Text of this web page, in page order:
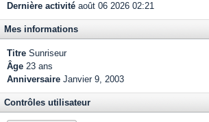
Dernière activité août 06 2026 02:21
Mes informations
Titre Sunriseur
Âge 23 ans
Anniversaire Janvier 9, 2003
Contrôles utilisateur